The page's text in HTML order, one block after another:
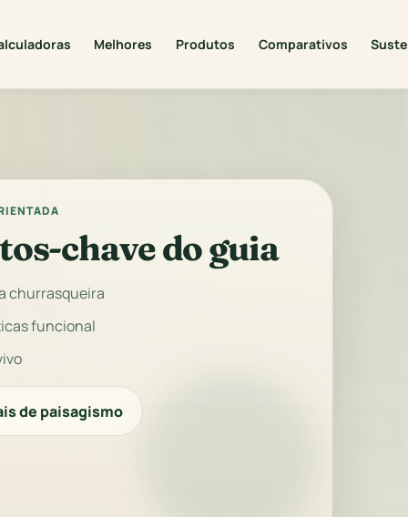
Melhores Produtos Comparativos
chave do guia
churrasqueira
funcional
de paisagismo